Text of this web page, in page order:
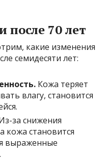
после 70 лет
какие изменения
семидесяти лет:
Кожа теряет
влагу, становится
за снижения
кожа становится
выраженные